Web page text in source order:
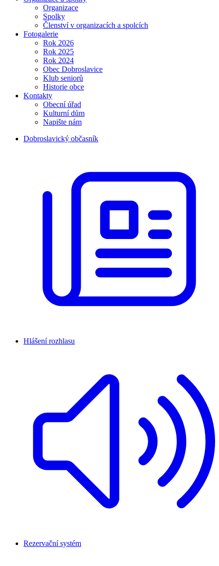
Organizace
Spolky
Členství v organizacích a spolcích
Fotogalerie
Rok 2026
Rok 2025
Rok 2024
Obec Dobroslavice
Klub seniorů
Historie obce
Kontakty
Obecní úřad
Kulturní dům
Napište nám
Dobroslavický občasník
Hlášení rozhlasu
Rezervační systém